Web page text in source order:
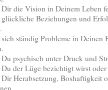
die Vision in Deinem Leben
Beziehungen und
ständig Probleme in Deinen
psychisch unter Druck und
der Lüge bezichtigt wirst
Herabsetzung, Boshaftigkeit